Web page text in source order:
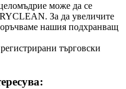
може да се
За да увеличите
нашия подхранващ
търговски